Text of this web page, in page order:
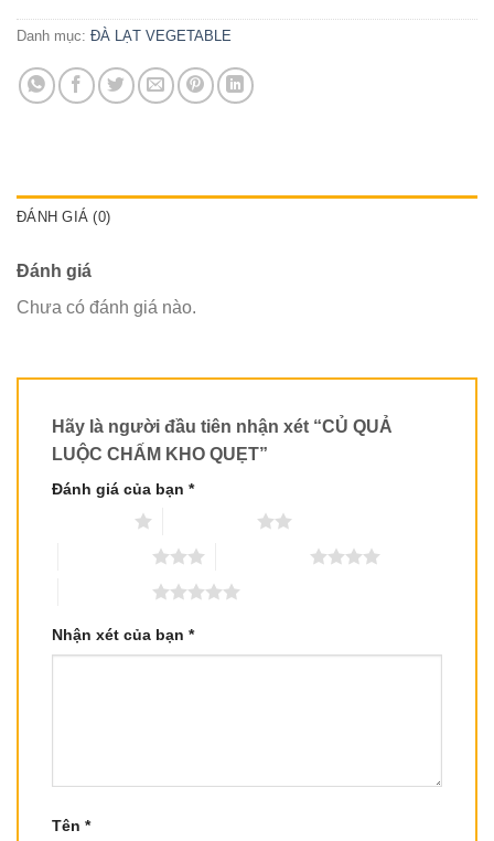
Danh mục: ĐÀ LẠT VEGETABLE
ĐÁNH GIÁ (0)
Đánh giá
Chưa có đánh giá nào.
Hãy là người đầu tiên nhận xét “CỦ QUẢ
LUỘC CHẤM KHO QUẸT”
Đánh giá của bạn *
Nhận xét của bạn *
Tên *